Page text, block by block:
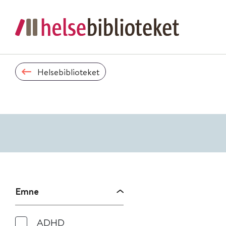
Helsebiblioteket
Emne
ADHD